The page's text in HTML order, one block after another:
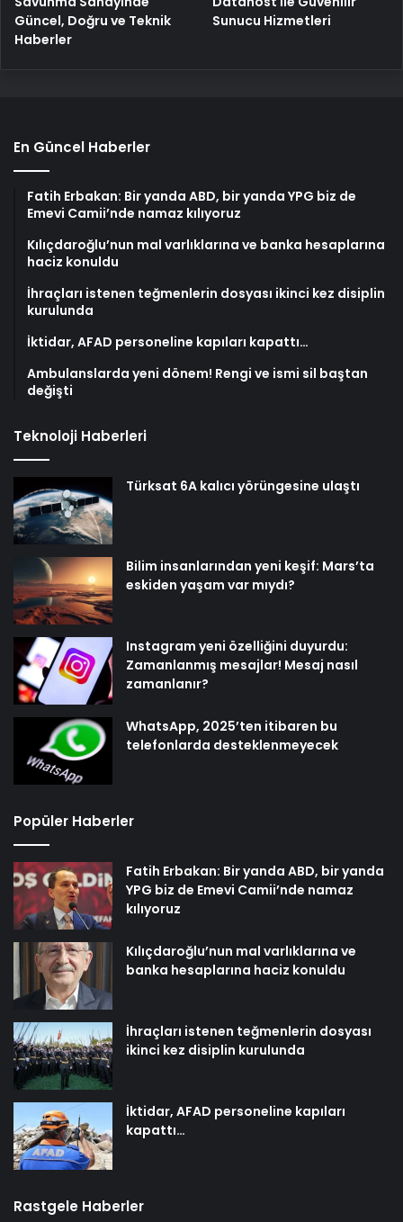
Güncel, Doğru ve Teknik
Haberler
Sunucu Hizmetleri
En Güncel Haberler
Fatih Erbakan: Bir yanda ABD, bir yanda YPG biz de
Emevi Camii’nde namaz kılıyoruz
Kılıçdaroğlu’nun mal varlıklarına ve banka hesaplarına
haciz konuldu
İhraçları istenen teğmenlerin dosyası ikinci kez disiplin
kurulunda
İktidar, AFAD personeline kapıları kapattı…
Ambulanslarda yeni dönem! Rengi ve ismi sil baştan
değişti
Teknoloji Haberleri
Türksat 6A kalıcı yörüngesine ulaştı
Bilim insanlarından yeni keşif: Mars’ta
eskiden yaşam var mıydı?
Instagram yeni özelliğini duyurdu:
Zamanlanmış mesajlar! Mesaj nasıl
zamanlanır?
WhatsApp, 2025’ten itibaren bu
telefonlarda desteklenmeyecek
Popüler Haberler
Fatih Erbakan: Bir yanda ABD, bir yanda
YPG biz de Emevi Camii’nde namaz
kılıyoruz
Kılıçdaroğlu’nun mal varlıklarına ve
banka hesaplarına haciz konuldu
İhraçları istenen teğmenlerin dosyası
ikinci kez disiplin kurulunda
İktidar, AFAD personeline kapıları
kapattı…
Rastgele Haberler